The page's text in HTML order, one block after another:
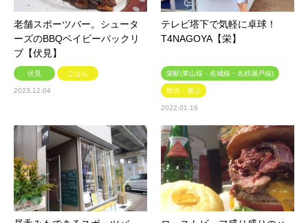
老舗スポーツバー。シュータ
ーズのBBQベイビーバックリ
ブ【伏見】
伏見 ごはん
2023.12.04
テレビ塔下で気軽に卓球！
T4NAGOYA【栄】
栄駅(東山線・名城線・名鉄瀬戸線)
観光・遊ぶ
2022.01.16